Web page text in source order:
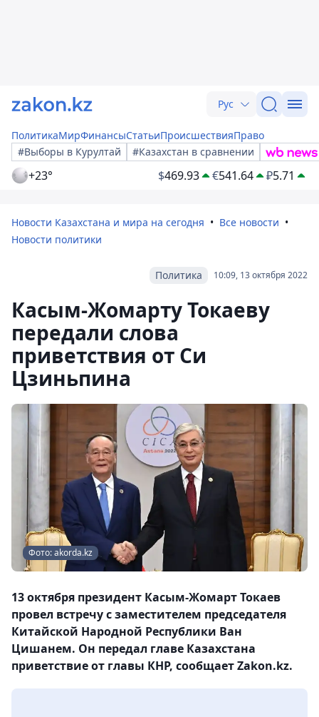
Рус
ПолитикаМирФинансыСтатьиПроисшествияПраво
#Выборы в Курултай
#Казахстан в сравнении
+23° $469.93 €541.64 ₽5.71
Новости Казахстана и мира на сегодня
Все новости
Новости политики
10:09, 13 октября 2022
Политика
Касым-Жомарту Токаеву
передали слова
приветствия от Си
Цзиньпина
Фото: akorda.kz
13 октября президент Касым-Жомарт Токаев
провел встречу с заместителем председателя
Китайской Народной Республики Ван
Цишанем. Он передал главе Казахстана
приветствие от главы КНР, сообщает Zakon.kz.